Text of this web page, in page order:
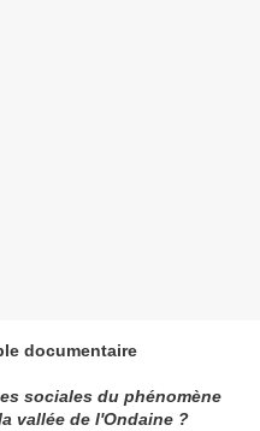
documentaire
sociales du phénomène
vallée de l'Ondaine ?